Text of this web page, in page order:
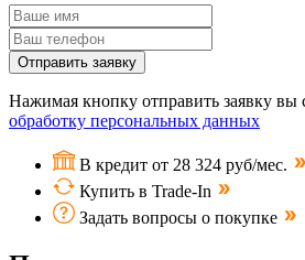
Отправить заявку
Нажимая кнопку отправить заявку вы
обработку персональных данных
В кредит от 28 324 руб/мес.
Купить в Trade-In
Задать вопросы о покупке